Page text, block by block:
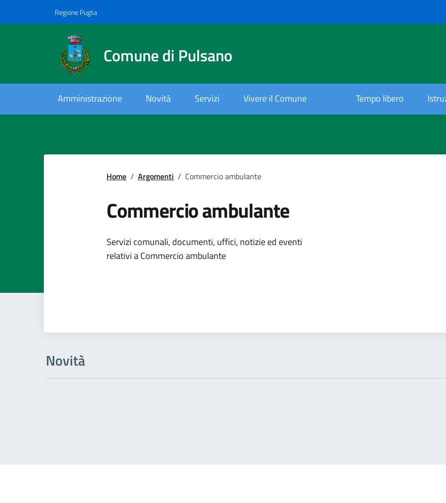
Regione Puglia
Comune di Pulsano
Amministrazione Novità Servizi Vivere il Comune Tempo libero
Home / Argomenti / Commercio ambulante
Commercio ambulante
Dettagli dell'argomento
Servizi comunali, documenti, uffici, notizie ed eventi
relativi a Commercio ambulante
Novità